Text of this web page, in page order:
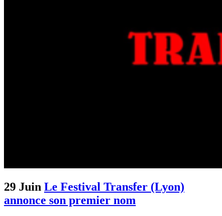
29 Juin Le Festival Transfer (Lyon)
annonce son premier nom